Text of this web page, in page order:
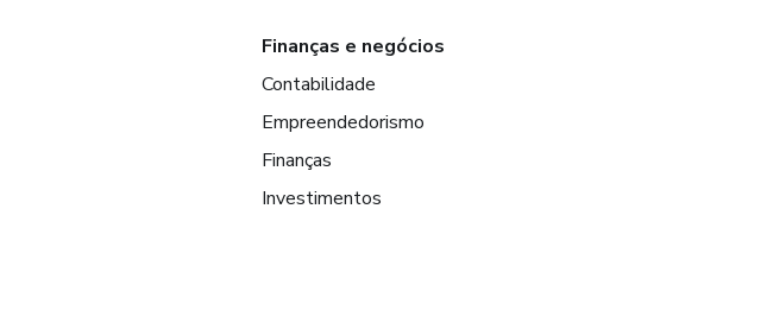
Finanças e negócios
Contabilidade
Empreendedorismo
Finanças
Investimentos